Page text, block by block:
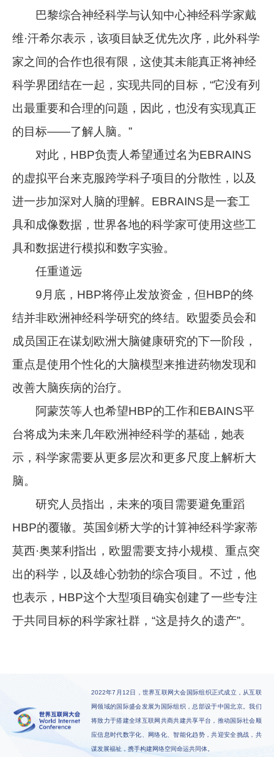
巴黎综合神经科学与认知中心神经科学家戴
维·汗希尔表示，该项目缺乏优先次序，此外科学
家之间的合作也很有限，这使其未能真正将神经
科学界团结在一起，实现共同的目标，“它没有列
出最重要和合理的问题，因此，也没有实现真正
的目标——了解人脑。”
对此，HBP负责人希望通过名为EBRAINS
的虚拟平台来克服跨学科子项目的分散性，以及
进一步加深对人脑的理解。EBRAINS是一套工
具和成像数据，世界各地的科学家可使用这些工
具和数据进行模拟和数字实验。
任重道远
9月底，HBP将停止发放资金，但HBP的终
结并非欧洲神经科学研究的终结。欧盟委员会和
成员国正在谋划欧洲大脑健康研究的下一阶段，
重点是使用个性化的大脑模型来推进药物发现和
改善大脑疾病的治疗。
阿蒙茨等人也希望HBP的工作和EBAINS平
台将成为未来几年欧洲神经科学的基础，她表
示，科学家需要从更多层次和更多尺度上解析大
脑。
研究人员指出，未来的项目需要避免重蹈
HBP的覆辙。英国剑桥大学的计算神经科学家蒂
莫西·奥莱利指出，欧盟需要支持小规模、重点突
出的科学，以及雄心勃勃的综合项目。不过，他
也表示，HBP这个大型项目确实创建了一些专注
于共同目标的科学家社群，“这是持久的遗产”。
2022年7月12日，世界互联网大会国际组织正式成立，从互联
网领域的国际盛会发展为国际组织，总部设于中国北京。我们
将致力于搭建全球互联网共商共建共享平台，推动国际社会顺
应信息时代数字化、网络化、智能化趋势，共迎安全挑战，共
谋发展福祉，携手构建网络空间命运共同体。